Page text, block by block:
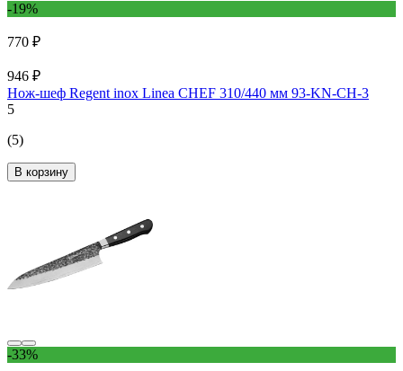
-19%
770 ₽
946 ₽
Нож-шеф Regent inox Linea CHEF 310/440 мм 93-KN-CH-3
5
(5)
В корзину
-33%